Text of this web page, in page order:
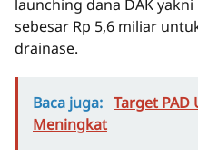
launching dana DAK
sebesar Rp 5,6 miliar
drainase.
Baca juga: Target PAD
Meningkat